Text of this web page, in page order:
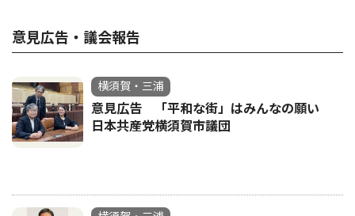
意見広告・議会報告
横須賀・三浦
意見広告 「平和な街」はみんなの願い
日本共産党横須賀市議団